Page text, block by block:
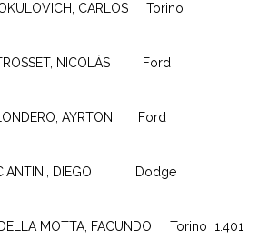
CARLOS Torino
NICOLÁS Ford
AYRTON Ford
DIEGO Dodge
MOTTA, FACUNDO Torino 1.401